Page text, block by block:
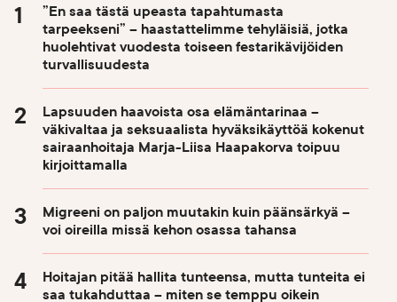
”En saa tästä upeasta tapahtumasta
tarpeekseni” – haastattelimme tehyläisiä, jotka
huolehtivat vuodesta toiseen festarikävijöiden
turvallisuudesta
Lapsuuden haavoista osa elämäntarinaa –
väkivaltaa ja seksuaalista hyväksikäyttöä kokenut
sairaanhoitaja Marja-Liisa Haapakorva toipuu
kirjoittamalla
Migreeni on paljon muutakin kuin päänsärkyä –
voi oireilla missä kehon osassa tahansa
Hoitajan pitää hallita tunteensa, mutta tunteita ei
saa tukahduttaa – miten se temppu oikein